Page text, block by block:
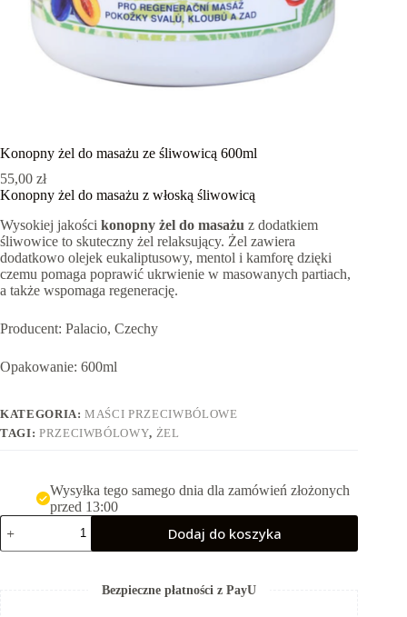
Konopny żel do masażu ze śliwowicą 600ml
55,00 zł
Konopny żel do masażu z włoską śliwowicą
Wysokiej jakości konopny żel do masażu z dodatkiem
śliwowice to skuteczny żel relaksujący. Żel zawiera
dodatkowo olejek eukaliptusowy, mentol i kamforę dzięki
czemu pomaga poprawić ukrwienie w masowanych partiach,
a także wspomaga regenerację.
Producent: Palacio, Czechy
Opakowanie: 600ml
KATEGORIA:MAŚCI PRZECIWBÓLOWE
TAGI: PRZECIWBÓLOWY, ŻEL
Wysyłka tego samego dnia dla zamówień złożonych
przed 13:00
ilość
Konopny
żel
Dodaj do koszyka
Bezpieczne płatności z PayU